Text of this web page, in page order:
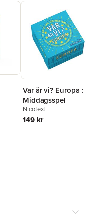
Var är vi? Europa :
Middagsspel
Nicotext
149 kr